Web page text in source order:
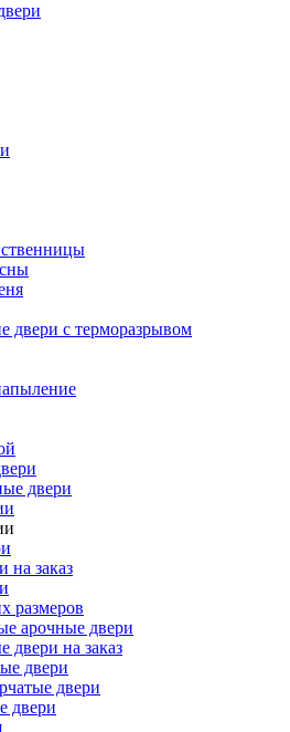
двери с терморазрывом
двери
на заказ
размеров
арочные двери
двери на заказ
двери
двери
двери